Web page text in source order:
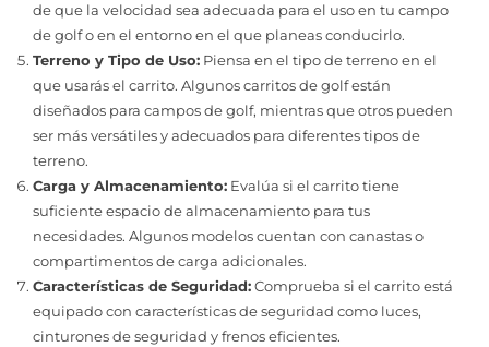
de que la velocidad sea adecuada para el uso en tu campo
de golf o en el entorno en el que planeas conducirlo.
Terreno y Tipo de Uso: Piensa en el tipo de terreno en el
que usarás el carrito. Algunos carritos de golf están
diseñados para campos de golf, mientras que otros pueden
ser más versátiles y adecuados para diferentes tipos de
terreno.
Carga y Almacenamiento: Evalúa si el carrito tiene
suficiente espacio de almacenamiento para tus
necesidades. Algunos modelos cuentan con canastas o
compartimentos de carga adicionales.
Características de Seguridad:Comprueba si el carrito está
equipado con características de seguridad como luces,
cinturones de seguridad y frenos eficientes.